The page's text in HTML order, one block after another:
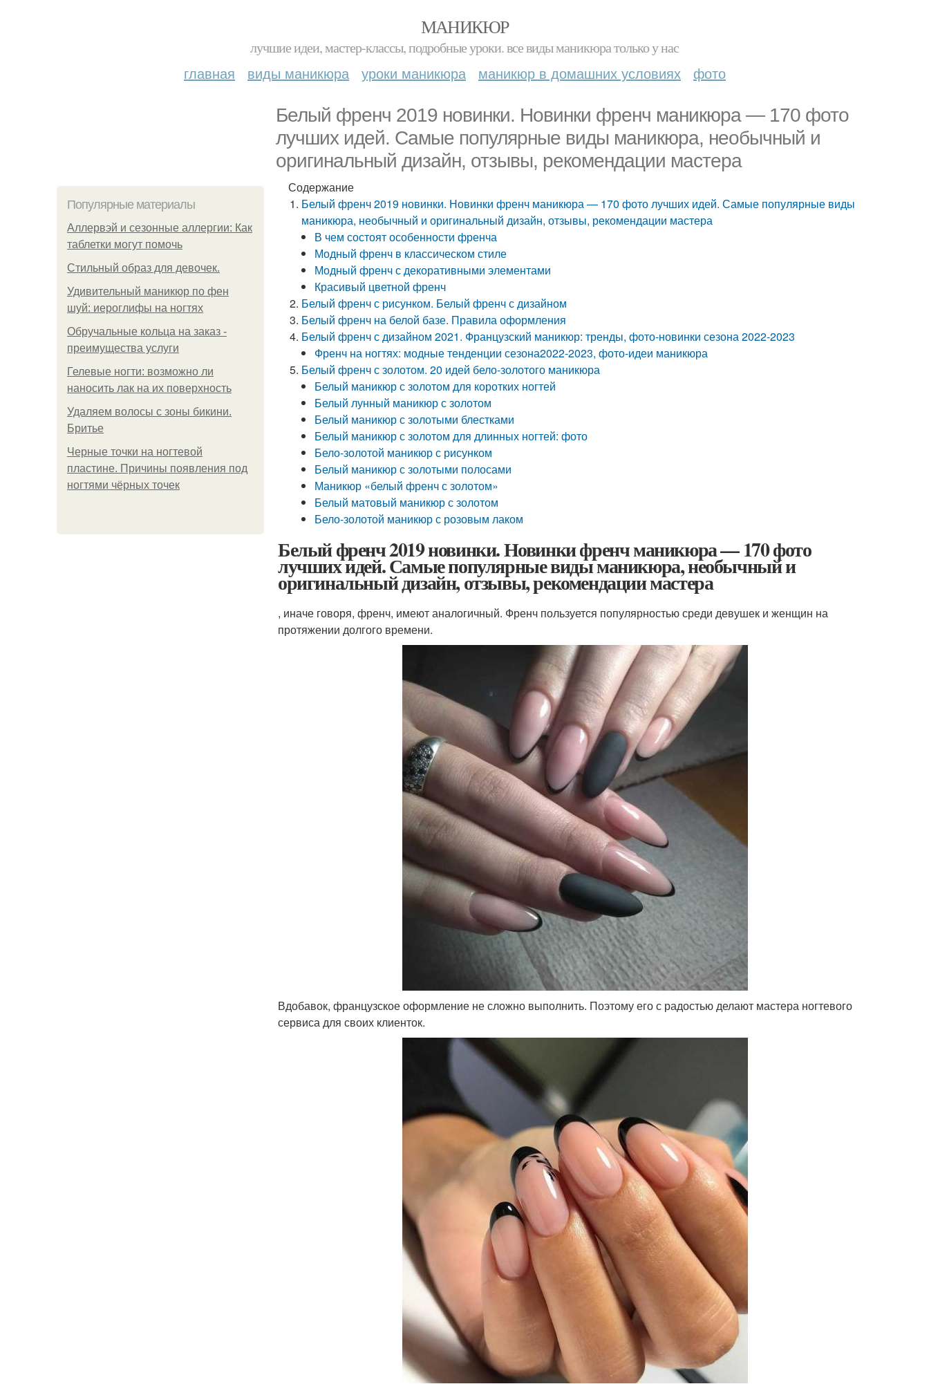
МАНИКЮР
лучшие идеи, мастер-классы, подробные уроки. все виды маникюра только у нас
главная виды маникюра уроки маникюра маникюр в домашних условиях фото
Белый френч 2019 новинки. Новинки френч маникюра — 170 фото
лучших идей. Самые популярные виды маникюра, необычный и
оригинальный дизайн, отзывы, рекомендации мастера
Популярные материалы
Аллервэй и сезонные аллергии: Как
таблетки могут помочь
Стильный образ для девочек.
Удивительный маникюр по фен
шуй: иероглифы на ногтях
Обручальные кольца на заказ -
преимущества услуги
Гелевые ногти: возможно ли
наносить лак на их поверхность
Удаляем волосы с зоны бикини.
Бритье
Черные точки на ногтевой
пластине. Причины появления под
ногтями чёрных точек
Содержание
Белый френч 2019 новинки. Новинки френч маникюра — 170 фото лучших идей. Самые популярные виды
маникюра, необычный и оригинальный дизайн, отзывы, рекомендации мастера
В чем состоят особенности френча
Модный френч в классическом стиле
Модный френч с декоративными элементами
Красивый цветной френч
Белый френч с рисунком. Белый френч с дизайном
Белый френч на белой базе. Правила оформления
Белый френч с дизайном 2021. Французский маникюр: тренды, фото-новинки сезона 2022-2023
Френч на ногтях: модные тенденции сезона2022-2023, фото-идеи маникюра
Белый френч с золотом. 20 идей бело-золотого маникюра
Белый маникюр с золотом для коротких ногтей
Белый лунный маникюр с золотом
Белый маникюр с золотыми блестками
Белый маникюр с золотом для длинных ногтей: фото
Бело-золотой маникюр с рисунком
Белый маникюр с золотыми полосами
Маникюр «белый френч с золотом»
Белый матовый маникюр с золотом
Бело-золотой маникюр с розовым лаком
Белый френч 2019 новинки. Новинки френч маникюра — 170 фото
лучших идей. Самые популярные виды маникюра, необычный и
оригинальный дизайн, отзывы, рекомендации мастера
, иначе говоря, френч, имеют аналогичный. Френч пользуется популярностью среди девушек и женщин на
протяжении долгого времени.
Вдобавок, французское оформление не сложно выполнить. Поэтому его с радостью делают мастера ногтевого
сервиса для своих клиенток.